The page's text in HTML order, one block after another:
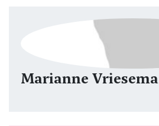
Marianne Vriesema